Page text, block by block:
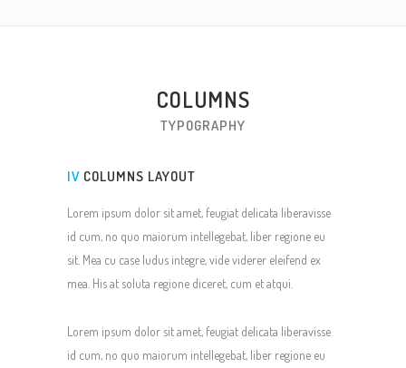
COLUMNS
TYPOGRAPHY
IV COLUMNS LAYOUT
Lorem ipsum dolor sit amet, feugiat delicata liberavisse
id cum, no quo maiorum intellegebat, liber regione eu
sit. Mea cu case ludus integre, vide viderer eleifend ex
mea. His at soluta regione diceret, cum et atqui.
Lorem ipsum dolor sit amet, feugiat delicata liberavisse
id cum, no quo maiorum intellegebat, liber regione eu